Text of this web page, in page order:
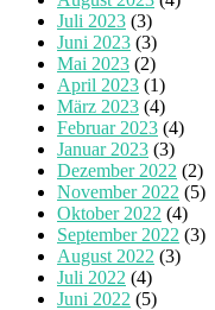
Juli 2023 (3)
Juni 2023 (3)
Mai 2023 (2)
April 2023 (1)
März 2023 (4)
Februar 2023 (4)
Januar 2023 (3)
Dezember 2022 (2)
November 2022 (5)
Oktober 2022 (4)
September 2022 (3)
August 2022 (3)
Juli 2022 (4)
Juni 2022 (5)